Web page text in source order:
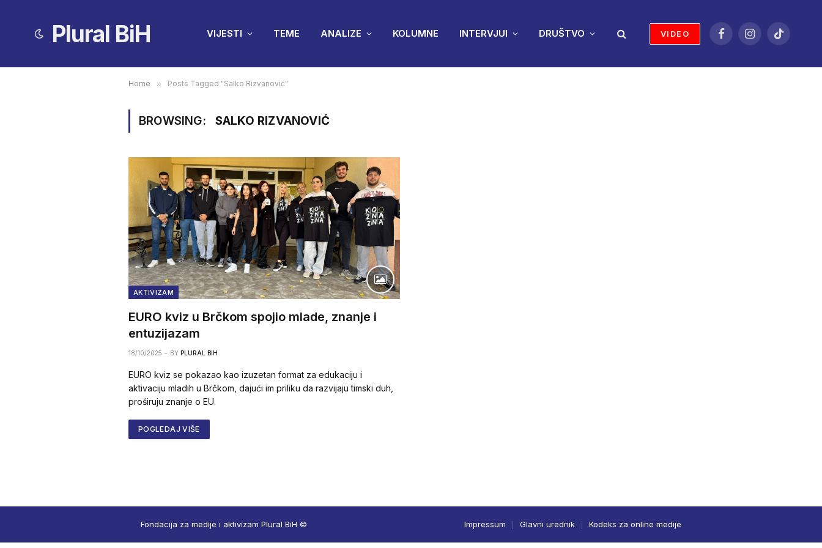
Plural BiH VIJESTI TEME ANALIZE KOLUMNE INTERVJUI DRUŠTVO VIDEO
FacebookInstagramTikTok
Home » Posts Tagged "Salko Rizvanović"
BROWSING: SALKO RIZVANOVIĆ
AKTIVIZAM
EURO kviz u Brčkom spojio mlade, znanje i
entuzijazam
18/10/2025 BY PLURAL BIH
EURO kviz se pokazao kao izuzetan format za edukaciju i
aktivaciju mladih u Brčkom, dajući im priliku da razvijaju timski duh,
proširuju znanje o EU.
POGLEDAJ VIŠE
Fondacija za medije i aktivizam Plural BiH © Impressum Glavni urednik Kodeks za online medije